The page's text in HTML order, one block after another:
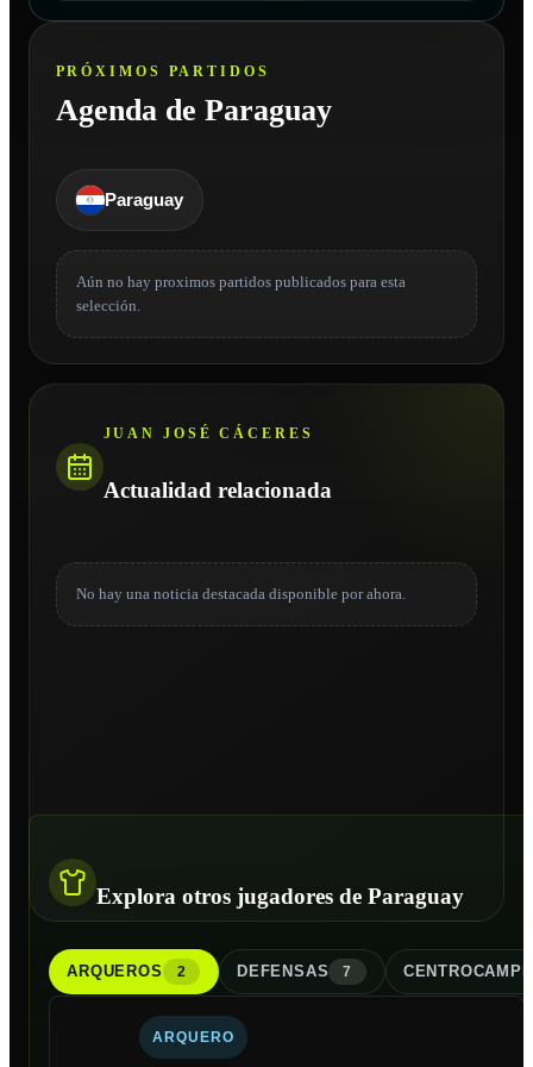
PRÓXIMOS PARTIDOS
Agenda de Paraguay
Paraguay
Aún no hay proximos partidos publicados para esta
selección.
JUAN JOSÉ CÁCERES
Actualidad relacionada
No hay una noticia destacada disponible por ahora.
Explora otros jugadores de Paraguay
ARQUEROS 2 DEFENSAS 7
ARQUERO